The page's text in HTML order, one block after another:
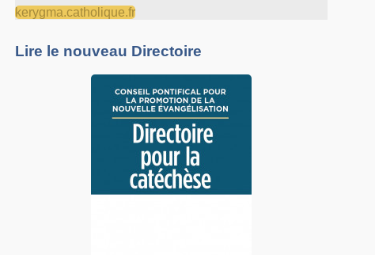
kerygma.catholique.fr
Lire le nouveau Directoire